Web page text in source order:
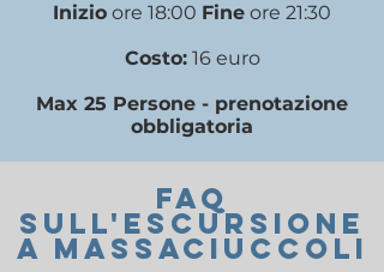
Inizio ore 18:00 Fine ore 21:30
Costo:16 euro
Max 25 Persone - prenotazione
obbligatoria
FAQ
SULL'escursione
a mASSACIUCCOLI